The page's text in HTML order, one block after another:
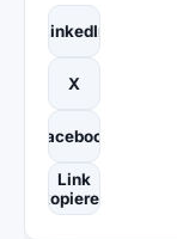
LinkedIn
X
Facebook
Link
kopieren